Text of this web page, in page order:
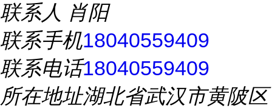
联系人 肖阳
联系手机18040559409
联系电话18040559409
所在地址湖北省武汉市黄陂区